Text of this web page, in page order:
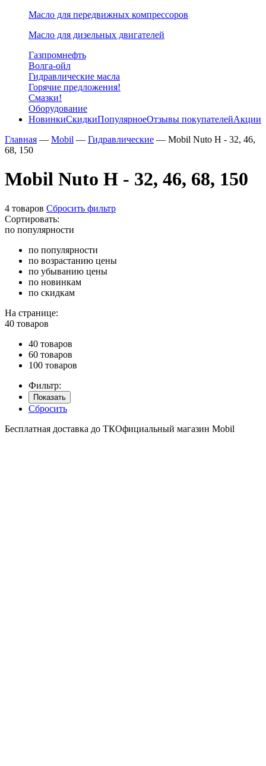
Масло для передвижных компрессоров
Масло для дизельных двигателей
Газпромнефть
Волга-ойл
Гидравлические масла
Горячие предложения!
Смазки!
Оборудование
НовинкиСкидкиПопулярноеОтзывы покупателейАкции
Главная — Mobil — Гидравлические — Mobil Nuto H - 32, 46,
68, 150
Mobil Nuto H - 32, 46, 68, 150
4 товаров Сбросить фильтр
Сортировать:
по популярности
по популярности
по возрастанию цены
по убыванию цены
по новинкам
по скидкам
На странице:
40 товаров
40 товаров
60 товаров
100 товаров
Фильтр:
Показать
Сбросить
Бесплатная доставка до ТКОфициальный магазин Mobil